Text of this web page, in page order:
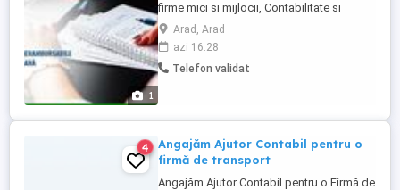
1
firme mici si mijlocii, Contabilitate si
Salarizare Timisoara si Arad Contabilitate
agricultura, restaurant , prestari servicii,
comert fizic si online, productie.
Contabilizarea subvențiilor Raportarea
Arad, Arad
azi 16:28
Telefon validat
4
Angajăm Ajutor Contabil pentru o
firmă de transport
Angajăm Ajutor Contabil pentru o Firmă de